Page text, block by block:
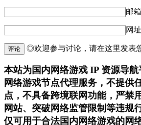
邮
网址
评论 ◎欢迎参与讨论，请在这里发表
本站为国内网络游戏 IP 资源导
网络游戏节点代理服务，不提供
点，不具备跨境联网功能，严禁
网站、突破网络监管限制等违规
仅可用于合法国内网络游戏的网